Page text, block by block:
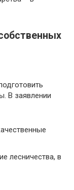
В заявлении
лесничества, в